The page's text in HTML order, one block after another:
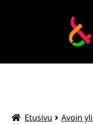
Etusivu Avoin